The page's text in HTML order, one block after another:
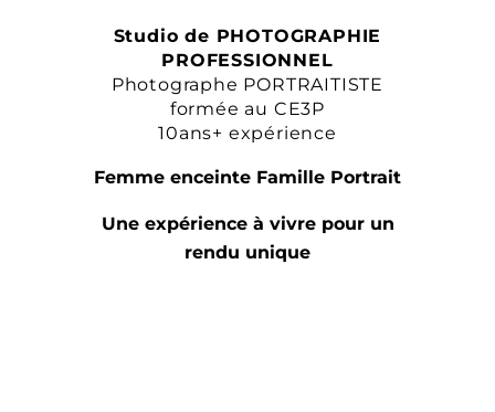
Studio de PHOTOGRAPHIE
PROFESSIONNEL
Photographe PORTRAITISTE
formée au CE3P
10ans+ expérience
Femme enceinte Famille Portrait
Une expérience à vivre pour un
rendu unique